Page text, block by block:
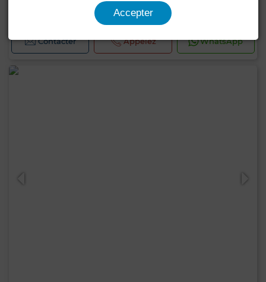
2 Ch.
Contacter Appelez WhatsApp
Accepter